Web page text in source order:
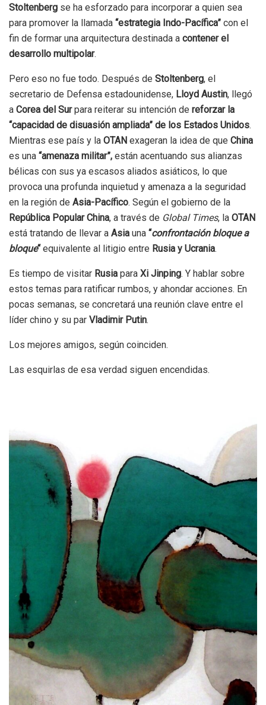
Stoltenberg se ha esforzado para incorporar a quien sea
para promover la llamada “estrategia Indo-Pacífica” con el
fin de formar una arquitectura destinada a contener el
desarrollo multipolar.
Pero eso no fue todo. Después de Stoltenberg, el
secretario de Defensa estadounidense, Lloyd Austin, llegó
a Corea del Surpara reiterar su intención de reforzar la
“capacidad de disuasión ampliada” de los Estados Unidos.
Mientras ese país y la OTAN exageran la idea de que China
es una “amenaza militar”, están acentuando sus alianzas
bélicas con sus ya escasos aliados asiáticos, lo que
provoca una profunda inquietud y amenaza a la seguridad
en la región de Asia-Pacífico. Según el gobierno de la
República Popular China, a través de Global Times, la OTAN
está tratando de llevar a Asia una “confrontación bloque a
bloque“equivalente al litigio entre Rusia y Ucrania.
Es tiempo de visitar Rusia para Xi Jinping. Y hablar sobre
estos temas para ratificar rumbos, y ahondar acciones. En
pocas semanas, se concretará una reunión clave entre el
líder chino y su par Vladimir Putin.
Los mejores amigos, según coinciden.
Las esquirlas de esa verdad siguen encendidas.